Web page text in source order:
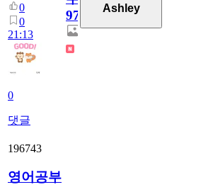
0
0
21:13
0
댓글
97
Ashley
196743
영어공부